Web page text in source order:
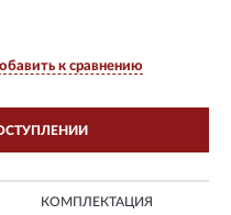
к сравнению
КОМПЛЕКТАЦИЯ